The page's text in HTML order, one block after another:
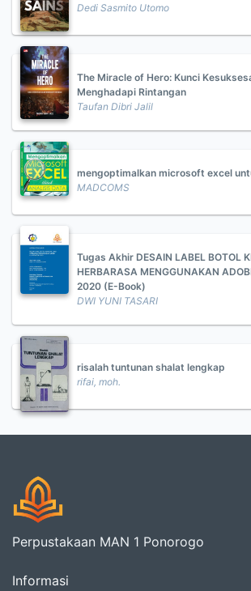
Dedi Sasmito Utomo
The Miracle of Hero: Kunci
Menghadapi Rintangan
Taufan Dibri Jalil
mengoptimalkan microsoft excel
MADCOMS
Tugas Akhir DESAIN LABEL BOTOL
HERBARASA MENGGUNAKAN
2020 (E-Book)
DWI YUNI TASARI
risalah tuntunan shalat lengkap
rifai, moh.
Perpustakaan MAN 1 Ponorogo
Informasi